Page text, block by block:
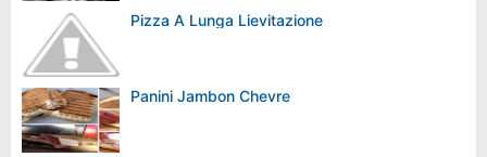
Pizza A Lunga Lievitazione
Panini Jambon Chevre